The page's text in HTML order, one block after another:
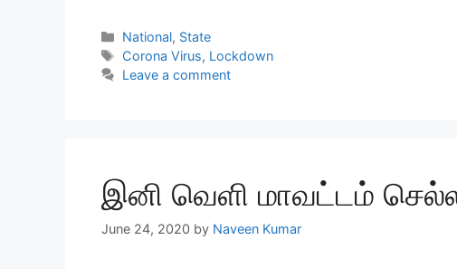
Categories
National, State
Tags
Corona Virus, Lockdown
Leave a comment
இனி வெளி மாவட்டம்
June 24, 2020 by Naveen Kumar